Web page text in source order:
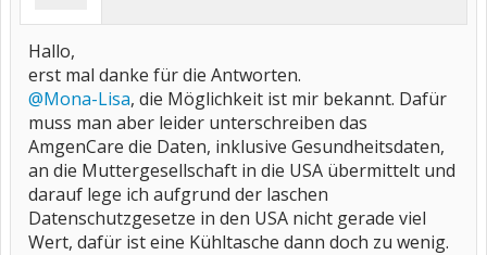
Hallo,
erst mal danke für die Antworten.
@Mona-Lisa, die Möglichkeit ist mir bekannt. Dafür
muss man aber leider unterschreiben das
AmgenCare die Daten, inklusive Gesundheitsdaten,
an die Muttergesellschaft in die USA übermittelt und
darauf lege ich aufgrund der laschen
Datenschutzgesetze in den USA nicht gerade viel
Wert, dafür ist eine Kühltasche dann doch zu wenig.